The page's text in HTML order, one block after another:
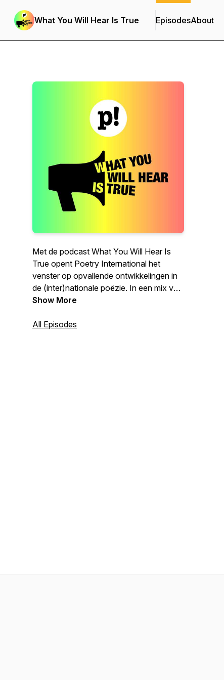
What You Will Hear Is True EpisodesAbout
Met de podcast What You Will Hear Is
True opent Poetry International het
venster op opvallende ontwikkelingen in
de (inter)nationale poëzie. In een mix van
voordracht en gesprekken met dichters,
liefhebbers ontdek je nieuwe, opvallende
Show More
All Episodes